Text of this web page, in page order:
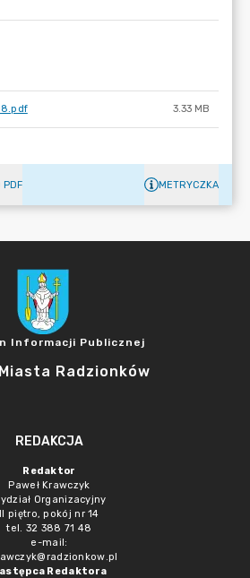
3.33 MB
PDF METRYCZKA
Informacji Publicznej
Radzionków
REDAKCJA
Redaktor
Paweł Krawczyk
Organizacyjny
II piętro, pokój nr 14
tel. 32 388 71 48
e-mail:
Redaktora